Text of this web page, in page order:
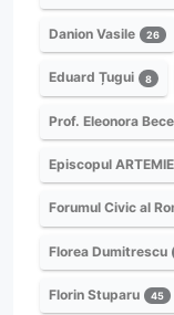
Danion Vasile 26
Eduard Țugui 8
Prof. Eleonora
Episcopul
Forumul Civic al
Florea Dumitrescu
Florin Stuparu 45